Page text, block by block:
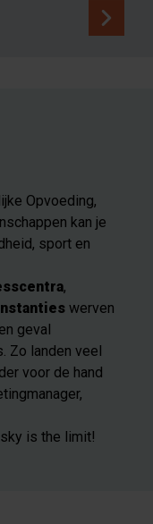
Opvoeding,
kan je
sport en
,
werven
geval
Zo landen veel
voor de hand
is the limit!